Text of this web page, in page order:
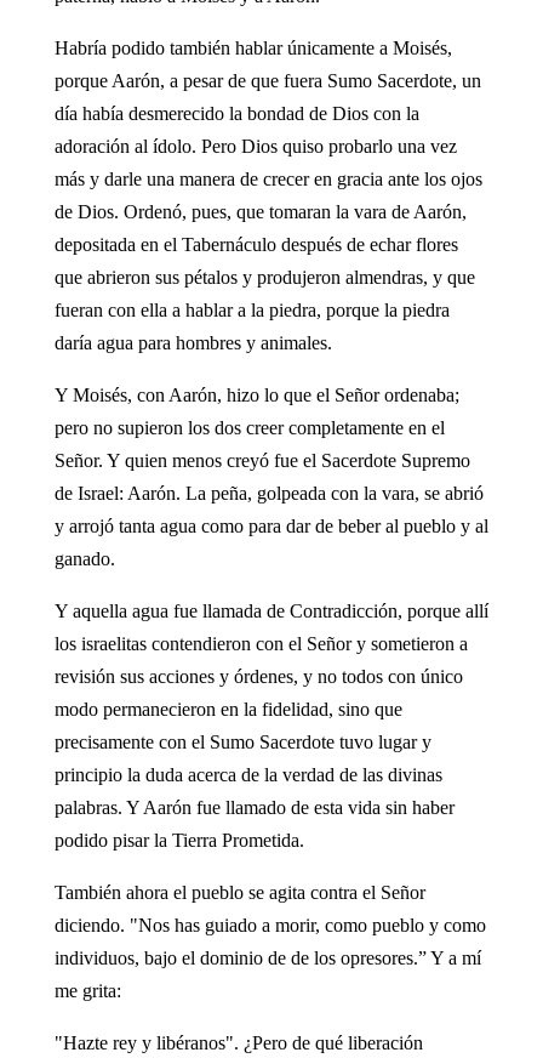
Habría podido también hablar únicamente a Moisés,
porque Aarón, a pesar de que fuera Sumo Sacerdote, un
día había desmerecido la bondad de Dios con la
adoración al ídolo. Pero Dios quiso probarlo una vez
más y darle una manera de crecer en gracia ante los ojos
de Dios. Ordenó, pues, que tomaran la vara de Aarón,
depositada en el Tabernáculo después de echar flores
que abrieron sus pétalos y produjeron almendras, y que
fueran con ella a hablar a la piedra, porque la piedra
daría agua para hombres y animales.
Y Moisés, con Aarón, hizo lo que el Señor ordenaba;
pero no supieron los dos creer completamente en el
Señor. Y quien menos creyó fue el Sacerdote Supremo
de Israel: Aarón. La peña, golpeada con la vara, se abrió
y arrojó tanta agua como para dar de beber al pueblo y al
ganado.
Y aquella agua fue llamada de Contradicción, porque allí
los israelitas contendieron con el Señor y sometieron a
revisión sus acciones y órdenes, y no todos con único
modo permanecieron en la fidelidad, sino que
precisamente con el Sumo Sacerdote tuvo lugar y
principio la duda acerca de la verdad de las divinas
palabras. Y Aarón fue llamado de esta vida sin haber
podido pisar la Tierra Prometida.
También ahora el pueblo se agita contra el Señor
diciendo. "Nos has guiado a morir, como pueblo y como
individuos, bajo el dominio de de los opresores.” Y a mí
me grita:
"Hazte rey y libéranos". ¿Pero de qué liberación